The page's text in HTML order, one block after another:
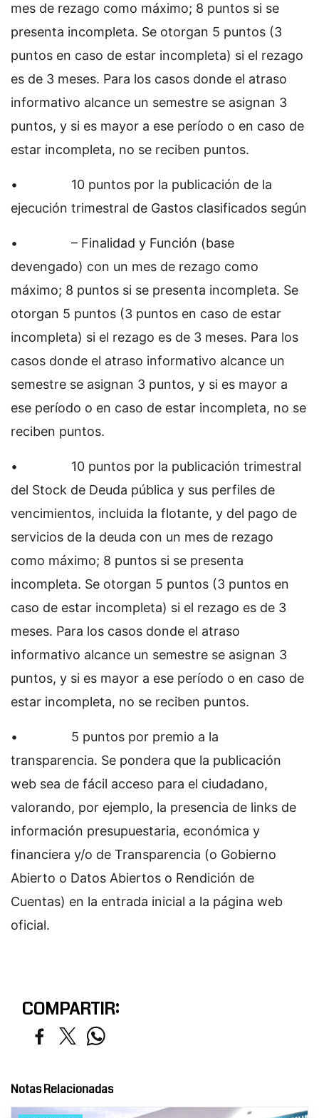
mes de rezago como máximo; 8 puntos si se
presenta incompleta. Se otorgan 5 puntos (3
puntos en caso de estar incompleta) si el rezago
es de 3 meses. Para los casos donde el atraso
informativo alcance un semestre se asignan 3
puntos, y si es mayor a ese período o en caso de
estar incompleta, no se reciben puntos.
• 10 puntos por la publicación de la
ejecución trimestral de Gastos clasificados según
• – Finalidad y Función (base
devengado) con un mes de rezago como
máximo; 8 puntos si se presenta incompleta. Se
otorgan 5 puntos (3 puntos en caso de estar
incompleta) si el rezago es de 3 meses. Para los
casos donde el atraso informativo alcance un
semestre se asignan 3 puntos, y si es mayor a
ese período o en caso de estar incompleta, no se
reciben puntos.
• 10 puntos por la publicación trimestral
del Stock de Deuda pública y sus perfiles de
vencimientos, incluida la flotante, y del pago de
servicios de la deuda con un mes de rezago
como máximo; 8 puntos si se presenta
incompleta. Se otorgan 5 puntos (3 puntos en
caso de estar incompleta) si el rezago es de 3
meses. Para los casos donde el atraso
informativo alcance un semestre se asignan 3
puntos, y si es mayor a ese período o en caso de
estar incompleta, no se reciben puntos.
• 5 puntos por premio a la
transparencia. Se pondera que la publicación
web sea de fácil acceso para el ciudadano,
valorando, por ejemplo, la presencia de links de
información presupuestaria, económica y
financiera y/o de Transparencia (o Gobierno
Abierto o Datos Abiertos o Rendición de
Cuentas) en la entrada inicial a la página web
oficial.
COMPARTIR:
Notas Relacionadas